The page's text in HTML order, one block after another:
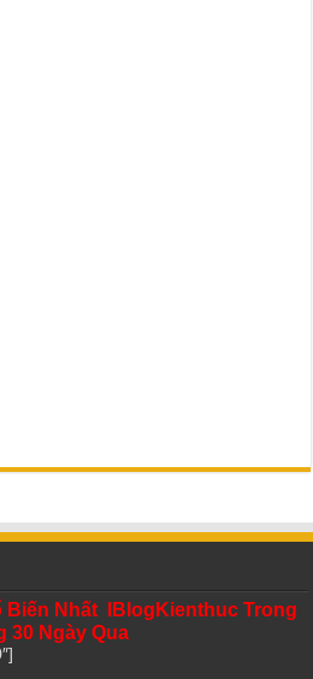
Biến Nhất IBlogKienthuc Trong
30 Ngày Qua